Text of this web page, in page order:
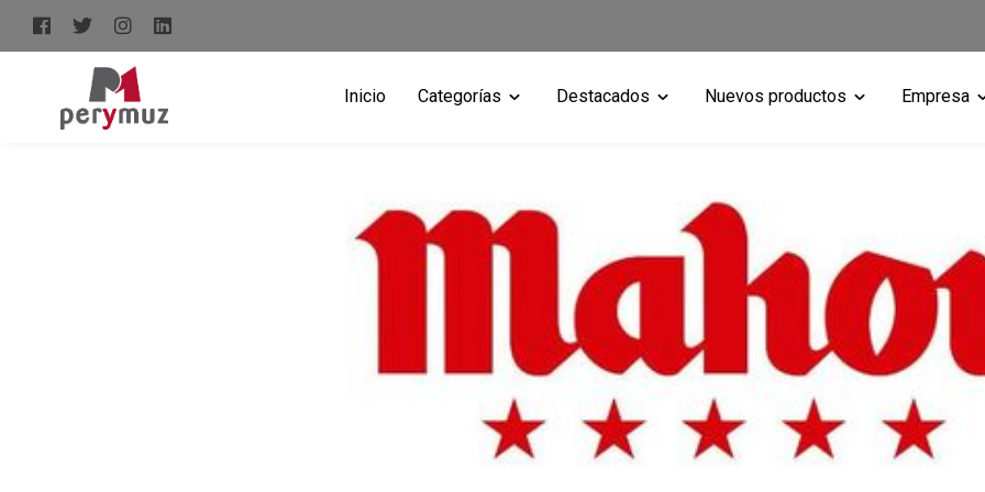
Inicio Categorías Destacados Nuevos productos Empresa